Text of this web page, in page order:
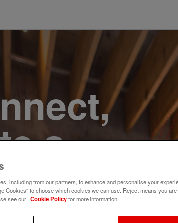
a
Join
including from our partners, to enhance and personalise your
Cookies" to choose which cookies we can use. Reject means you
see our Cookie Policyfor more information.